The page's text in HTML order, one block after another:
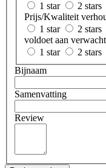
1 star
2 stars
Prijs/Kwaliteit
1 star
2 stars
voldoet aan
1 star
2 stars
Bijnaam
Samenvatting
Review